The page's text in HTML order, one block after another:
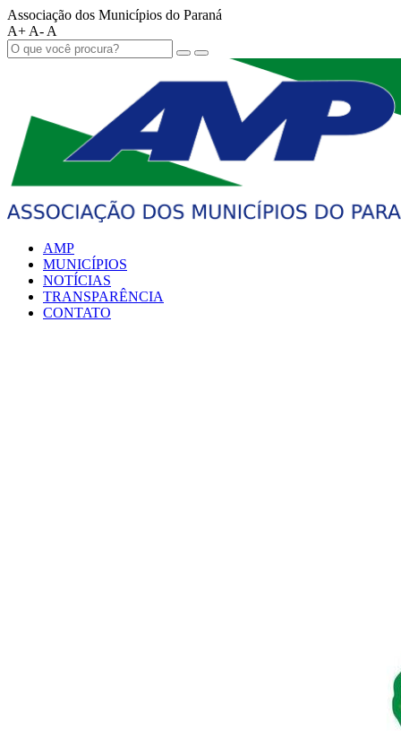
Associação dos Municípios do Paraná
A+ A- A
AMP
MUNICÍPIOS
NOTÍCIAS
TRANSPARÊNCIA
CONTATO